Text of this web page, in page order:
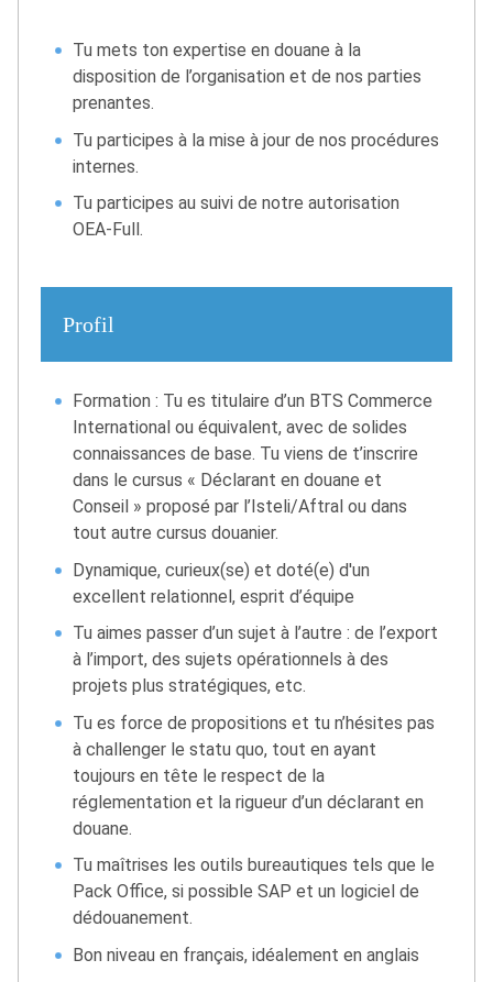
Tu mets ton expertise en douane à la
disposition de l’organisation et de nos parties
prenantes.
Tu participes à la mise à jour de nos procédures
internes.
Tu participes au suivi de notre autorisation
OEA-Full.
Profil
Formation : Tu es titulaire d’un BTS Commerce
International ou équivalent, avec de solides
connaissances de base. Tu viens de t’inscrire
dans le cursus « Déclarant en douane et
Conseil » proposé par l’Isteli/Aftral ou dans
tout autre cursus douanier.
Dynamique, curieux(se) et doté(e) d'un
excellent relationnel, esprit d’équipe
Tu aimes passer d’un sujet à l’autre : de l’export
à l’import, des sujets opérationnels à des
projets plus stratégiques, etc.
Tu es force de propositions et tu n’hésites pas
à challenger le statu quo, tout en ayant
toujours en tête le respect de la
réglementation et la rigueur d’un déclarant en
douane.
Tu maîtrises les outils bureautiques tels que le
Pack Office, si possible SAP et un logiciel de
dédouanement.
Bon niveau en français, idéalement en anglais